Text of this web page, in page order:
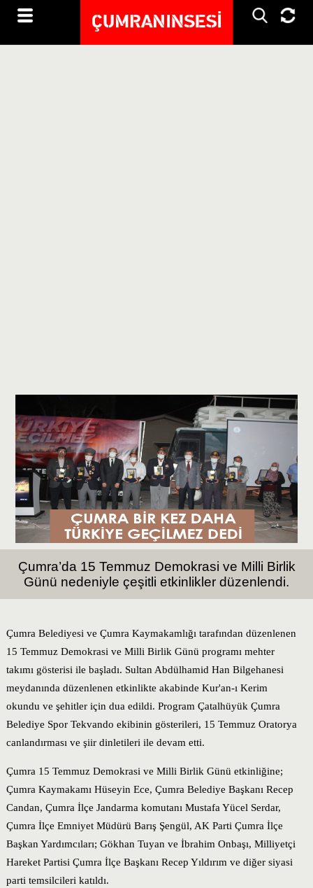
Çumra’da 15 Temmuz Demokrasi ve Milli Birlik
Günü nedeniyle çeşitli etkinlikler düzenlendi.
Çumra Belediyesi ve Çumra Kaymakamlığı tarafından düzenlenen
15 Temmuz Demokrasi ve Milli Birlik Günü programı mehter
takımı gösterisi ile başladı. Sultan Abdülhamid Han Bilgehanesi
meydanında düzenlenen etkinlikte akabinde Kur'an-ı Kerim
okundu ve şehitler için dua edildi. Program Çatalhüyük Çumra
Belediye Spor Tekvando ekibinin gösterileri, 15 Temmuz Oratorya
canlandırması ve şiir dinletileri ile devam etti.
Çumra 15 Temmuz Demokrasi ve Milli Birlik Günü etkinliğine;
Çumra Kaymakamı Hüseyin Ece, Çumra Belediye Başkanı Recep
Candan, Çumra İlçe Jandarma komutanı Mustafa Yücel Serdar,
Çumra İlçe Emniyet Müdürü Barış Şengül, AK Parti Çumra İlçe
Başkan Yardımcıları; Gökhan Tuyan ve İbrahim Onbaşı, Milliyetçi
Hareket Partisi Çumra İlçe Başkanı Recep Yıldırım ve diğer siyasi
parti temsilcileri katıldı.